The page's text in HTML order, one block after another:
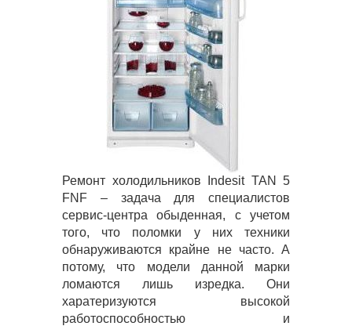
Ремонт холодильников Indesit TAN 5
FNF – задача для специалистов
сервис-центра обыденная, с учетом
того, что поломки у них техники
обнаруживаются крайне не часто. А
потому, что модели данной марки
ломаются лишь изредка. Они
харатеризуются высокой
работоспособностью и